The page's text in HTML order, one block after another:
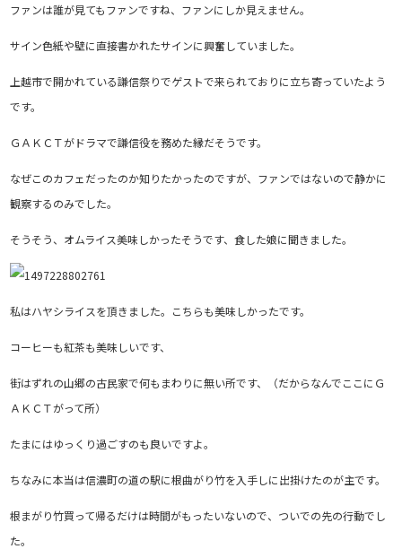
ファンは誰が見てもファンですね、ファンにしか見えません。
サイン色紙や壁に直接書かれたサインに興奮していました。
上越市で開かれている謙信祭りでゲストで来られておりに立ち寄っていたよう
です。
ＧＡＫＣＴがドラマで謙信役を務めた縁だそうです。
なぜこのカフェだったのか知りたかったのですが、ファンではないので静かに
観察するのみでした。
そうそう、オムライス美味しかったそうです、食した娘に聞きました。
私はハヤシライスを頂きました。こちらも美味しかったです。
コーヒーも紅茶も美味しいです、
街はずれの山郷の古民家で何もまわりに無い所です、（だからなんでここにＧ
ＡＫＣＴがって所）
たまにはゆっくり過ごすのも良いですよ。
ちなみに本当は信濃町の道の駅に根曲がり竹を入手しに出掛けたのが主です。
根まがり竹買って帰るだけは時間がもったいないので、ついでの先の行動でし
た。